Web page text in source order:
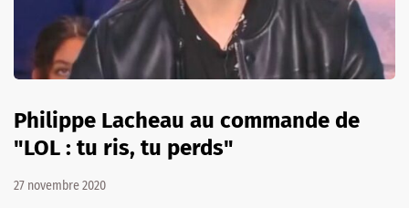
Philippe Lacheau au commande de
"LOL : tu ris, tu perds"
27 novembre 2020